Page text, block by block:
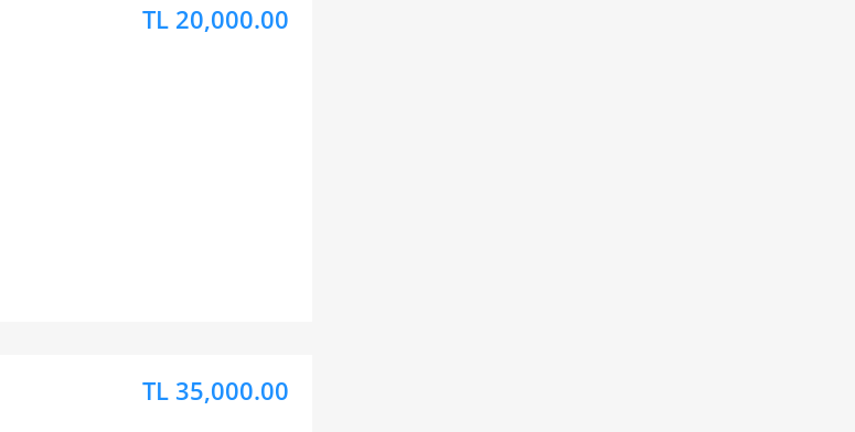
TL 20,000.00
TL 35,000.00